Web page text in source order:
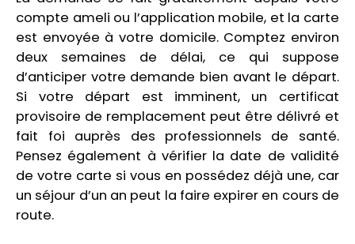
compte ameli ou l’application mobile, et la carte
est envoyée à votre domicile. Comptez environ
deux semaines de délai, ce qui suppose
d’anticiper votre demande bien avant le départ.
Si votre départ est imminent, un certificat
provisoire de remplacement peut être délivré et
fait foi auprès des professionnels de santé.
Pensez également à vérifier la date de validité
de votre carte si vous en possédez déjà une, car
un séjour d’un an peut la faire expirer en cours de
route.